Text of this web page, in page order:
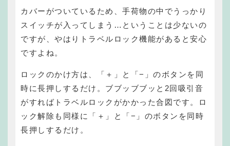
カバーがついているため、手荷物の中でうっかり
スイッチが入ってしまう…ということは少ないの
ですが、やはりトラベルロック機能があると安心
ですよね。
ロックのかけ方は、
「＋」と「−」のボタンを同
時に長押しするだけ。ブブッブブッと2回吸引音
がすればトラベルロックがかかった合図です。ロ
ック解除も 同様に「＋」と「−」のボタンを同時
長押しするだけ。